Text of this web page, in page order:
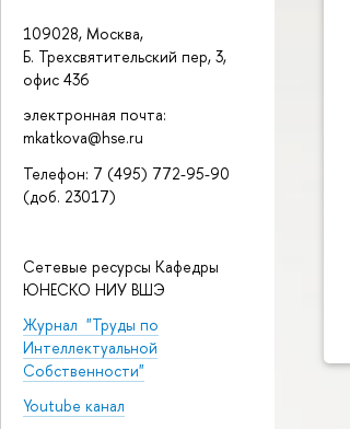
109028, Москва,
Б. Трехсвятительский пер, 3,
офис 436
электронная почта:
mkatkova@hse.ru
Телефон: 7 (495) 772-95-90
(доб. 23017)
Сетевые ресурсы Кафедры
ЮНЕСКО НИУ ВШЭ
Журнал "Труды по
Интеллектуальной
Собственности"
Youtube канал